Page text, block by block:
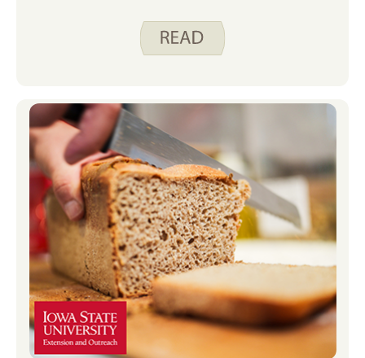
cónyuge, hijo, amigo o vecino, el costo
emocional y físico puede sorprenderlo.
cuidadores . Y créanme, no es solo otra
clase, es un cambio de juego.